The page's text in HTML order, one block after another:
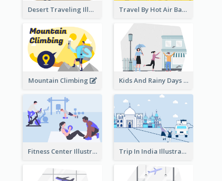
Desert Traveling Illustration Travel By Hot Air Balloon
Mountain Climbing Kids And Rainy Days Illustration
Fitness Center Illustration Trip In India Illustration